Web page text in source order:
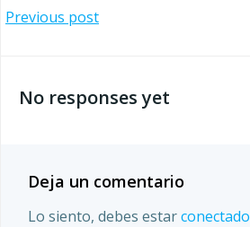
Navegación
las
Previous post
No responses yet
Deja un comentario
Lo siento, debes estarconectado